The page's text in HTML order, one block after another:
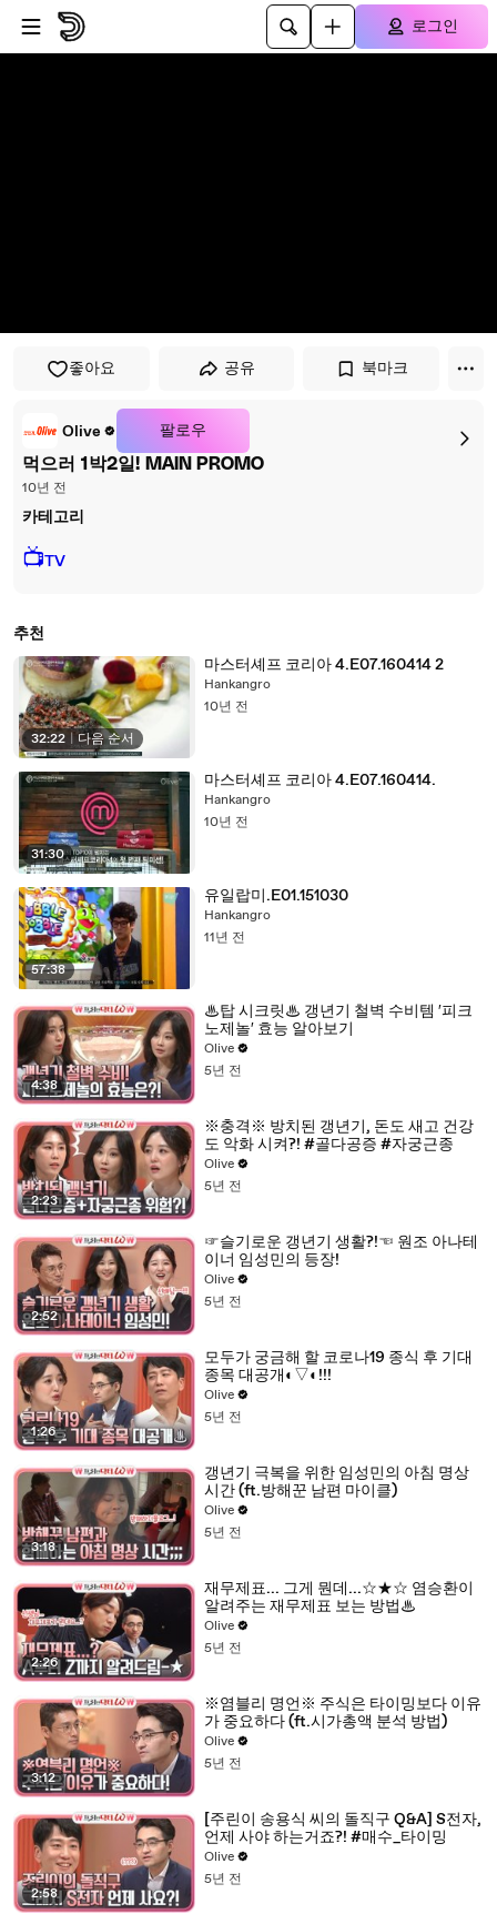
플레이어로 건너뛰기
본문으로 건너뛰기
로그인
좋아요 공유 북마크
Olive 팔로우
먹으러 1박2일! MAIN PROMO
10년 전
카테고리
📺TV
추천
32:22 다음 순서
마스터셰프 코리아 4.E07.160414 2
Hankangro
10년 전
31:30
마스터셰프 코리아 4.E07.160414.
Hankangro
10년 전
57:38
유일랍미.E01.151030
Hankangro
11년 전
4:38
♨탑 시크릿♨ 갱년기 철벽 수비템 ′피크
노제놀′ 효능 알아보기
Olive
5년 전
2:23
※충격※ 방치된 갱년기, 돈도 새고 건강
도 악화 시켜?! #골다공증 #자궁근종
Olive
5년 전
2:52
☞슬기로운 갱년기 생활?!☜ 원조 아나테
이너 임성민의 등장!
Olive
5년 전
1:26
모두가 궁금해 할 코로나19 종식 후 기대
종목 대공개◐▽◐!!!
Olive
5년 전
3:18
갱년기 극복을 위한 임성민의 아침 명상
시간 (ft.방해꾼 남편 마이클)
Olive
5년 전
2:26
재무제표... 그게 뭔데...☆★☆ 염승환이
알려주는 재무제표 보는 방법♨
Olive
5년 전
3:12
※염블리 명언※ 주식은 타이밍보다 이유
가 중요하다 (ft.시가총액 분석 방법)
Olive
5년 전
2:58
[주린이 송용식 씨의 돌직구 Q&A] S전자,
언제 사야 하는거죠?! #매수_타이밍
Olive
5년 전